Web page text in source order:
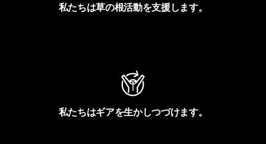
私たちは草の根活動を支援します。
私たちはギアを生かしつづけます。